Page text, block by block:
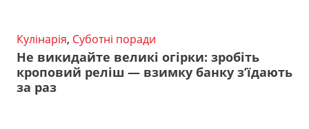
Кулінарія, Суботні поради
Не викидайте великі огірки: зробіть
кроповий реліш — взимку банку з’їдають
за раз